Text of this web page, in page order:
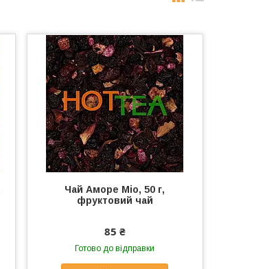
Чай Аморе Міо, 50 г,
фруктовий чай
85 ₴
Готово до відправки